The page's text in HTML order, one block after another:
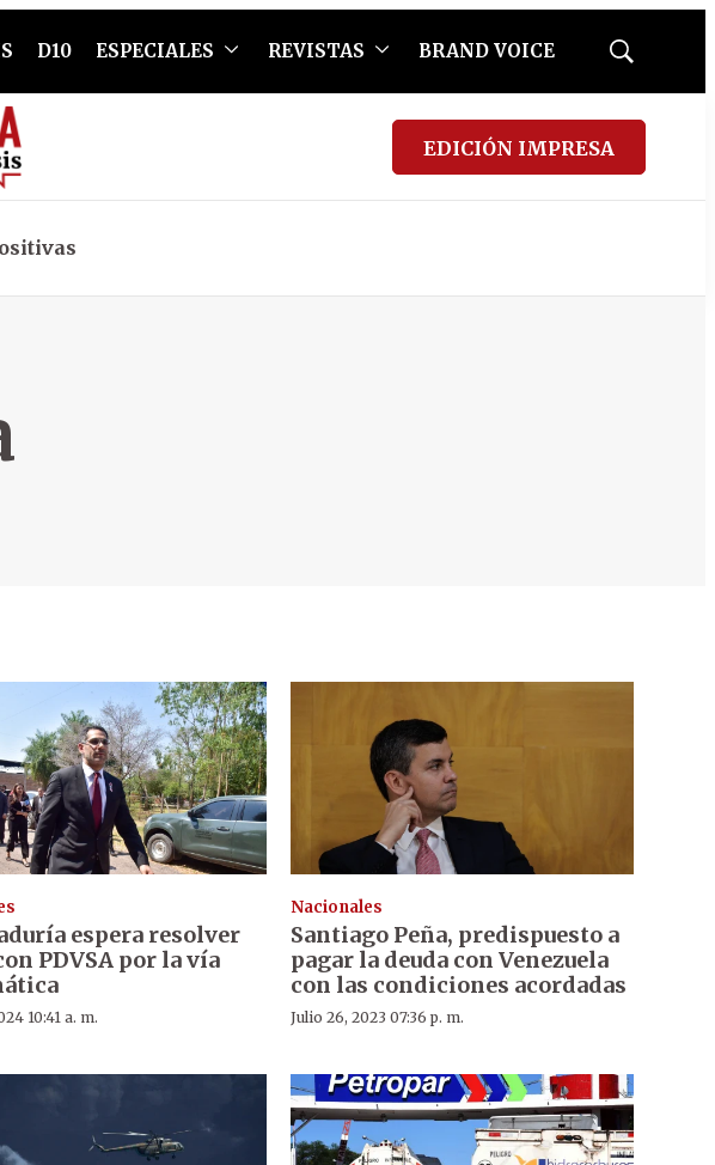
D10 ESPECIALES REVISTAS BRAND VOICE
Mostrar
EDICIÓN IMPRESA
espera resolver
PDVSA por la vía
10:41 a. m.
Nacionales
Santiago Peña, predispuesto a
pagar la deuda con Venezuela
con las condiciones acordadas
Julio 26, 2023 07:36 p. m.